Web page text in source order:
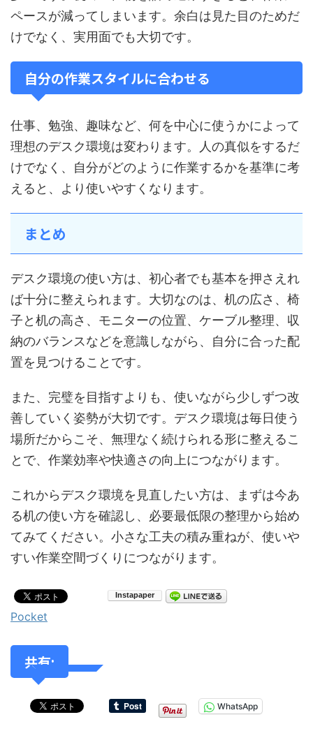
ペースが減ってしまいます。余白は見た目のためだ
けでなく、実用面でも大切です。
自分の作業スタイルに合わせる
仕事、勉強、趣味など、何を中心に使うかによって
理想のデスク環境は変わります。人の真似をするだ
けでなく、自分がどのように作業するかを基準に考
えると、より使いやすくなります。
まとめ
デスク環境の使い方は、初心者でも基本を押さえれ
ば十分に整えられます。大切なのは、机の広さ、椅
子と机の高さ、モニターの位置、ケーブル整理、収
納のバランスなどを意識しながら、自分に合った配
置を見つけることです。
また、完璧を目指すよりも、使いながら少しずつ改
善していく姿勢が大切です。デスク環境は毎日使う
場所だからこそ、無理なく続けられる形に整えるこ
とで、作業効率や快適さの向上につながります。
これからデスク環境を見直したい方は、まずは今あ
る机の使い方を確認し、必要最低限の整理から始め
てみてください。小さな工夫の積み重ねが、使いや
すい作業空間づくりにつながります。
Pocket
共有:
WhatsApp